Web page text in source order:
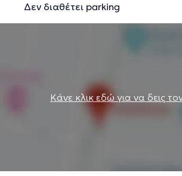
Δεν διαθέτει parking
Κάνε κλικ εδώ για να δεις